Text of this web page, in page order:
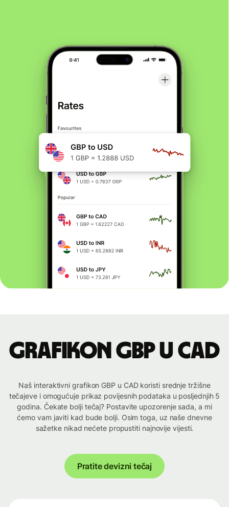
Grafikon GBP u CAD
Naš interaktivni grafikon GBP u CAD koristi srednje tržišne
tečajeve i omogućuje prikaz povijesnih podataka u posljednjih 5
godina. Čekate bolji tečaj? Postavite upozorenje sada, a mi
ćemo vam javiti kad bude bolji. Osim toga, uz naše dnevne
sažetke nikad nećete propustiti najnovije vijesti.
Pratite devizni tečaj